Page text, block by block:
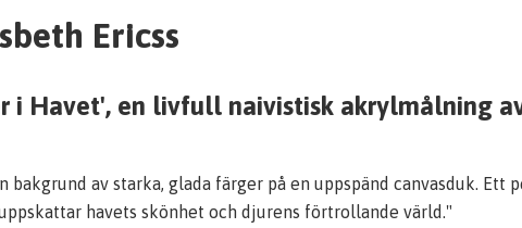
Ericss
i Havet', en livfull naivistisk akrylmålning
av starka, glada färger på en uppspänd canvasduk.
havets skönhet och djurens förtrollande värld."